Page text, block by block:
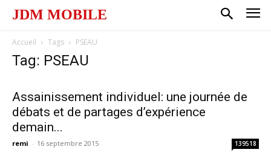
JDM MOBILE
Accueil Tags PSEAU
Tag: PSEAU
Assainissement individuel: une journée de
débats et de partages d’expérience
demain...
remi - 16 septembre 2015 139518